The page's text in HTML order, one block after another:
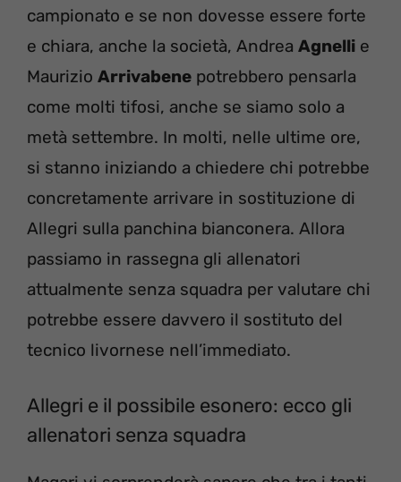
campionato e se non dovesse essere forte
e chiara, anche la società, Andrea Agnelli e
Maurizio Arrivabene potrebbero pensarla
come molti tifosi, anche se siamo solo a
metà settembre. In molti, nelle ultime ore,
si stanno iniziando a chiedere chi potrebbe
concretamente arrivare in sostituzione di
Allegri sulla panchina bianconera. Allora
passiamo in rassegna gli allenatori
attualmente senza squadra per valutare chi
potrebbe essere davvero il sostituto del
tecnico livornese nell’immediato.
Allegri e il possibile esonero: ecco gli
allenatori senza squadra